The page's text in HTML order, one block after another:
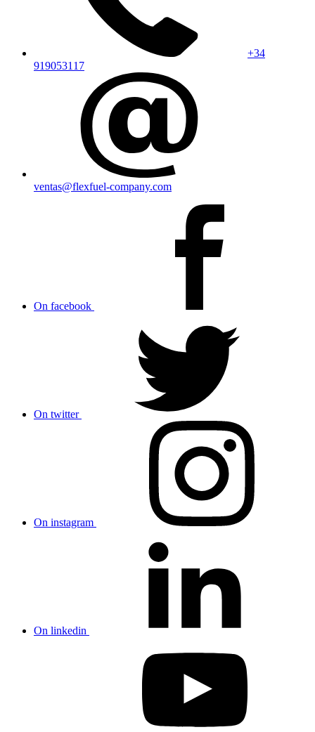
+34
919053117
ventas@flexfuel-company.com
On facebook
On twitter
On instagram
On linkedin